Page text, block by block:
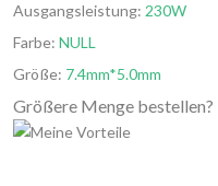
Ausgangsleistung: 230W
Farbe: NULL
Größe: 7.4mm*5.0mm
Größere Menge bestellen?